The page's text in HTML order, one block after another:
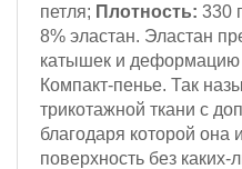
петля; Плотность: 330
8% эластан. Эластан
катышек и деформацию
Компакт-пенье. Так
трикотажной ткани с
благодаря которой она
поверхность без